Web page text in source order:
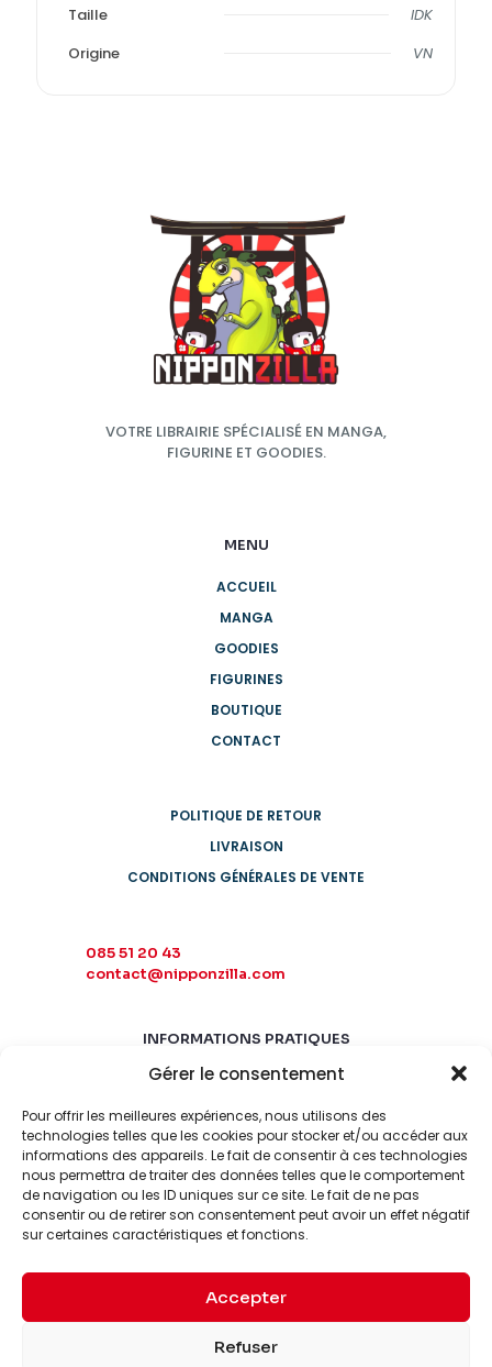
Gérer le consentement
Pour offrir les meilleures expériences, nous utilisons des
technologies telles que les cookies pour stocker et/ou accéder aux
informations des appareils. Le fait de consentir à ces technologies
nous permettra de traiter des données telles que le comportement
de navigation ou les ID uniques sur ce site. Le fait de ne pas
consentir ou de retirer son consentement peut avoir un effet négatif
sur certaines caractéristiques et fonctions.
Accepter
Refuser
Taille
IDK
Origine
VN
VOTRE LIBRAIRIE SPÉCIALISÉ EN MANGA,
FIGURINE ET GOODIES.
MENU
ACCUEIL
MANGA
GOODIES
FIGURINES
BOUTIQUE
CONTACT
POLITIQUE DE RETOUR
LIVRAISON
CONDITIONS GÉNÉRALES DE VENTE
085 51 20 43
contact@nipponzilla.com
INFORMATIONS PRATIQUES
MARDI-SAMEDI
LUNDI-DIMANCHE
FERMÉ
© 2026 Nipponzilla. Tous
Mentions